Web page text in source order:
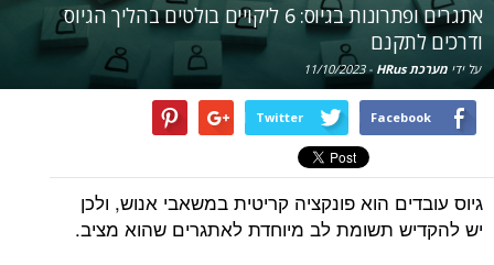
אתגרים ופתרונות בגיוס: 6 ליקויים בולטים בהליך הגיוס
ודרכים לתקנם
על ידי מערכת HRus -
11/10/2023
Facebook
Twitter
גיוס עובדים הוא פונקציה קריטית במשאבי אנוש, ולכן
יש להקדיש תשומת לב מיוחדת לאתגרים שהוא מציב.